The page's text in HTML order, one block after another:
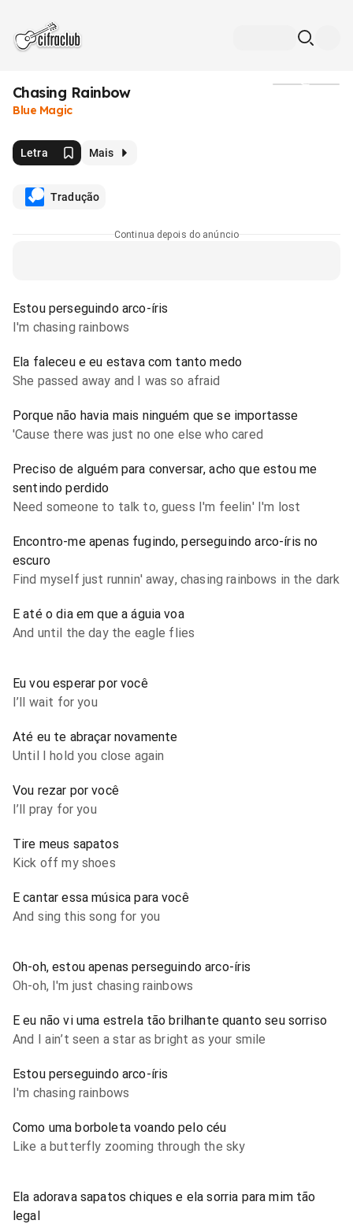
Chasing Rainbow
Blue Magic
Letra Mais
Tradução
Continua depois do anúncio
Estou perseguindo arco-íris
I'm chasing rainbows
Ela faleceu e eu estava com tanto medo
She passed away and I was so afraid
Porque não havia mais ninguém que se importasse
'Cause there was just no one else who cared
Preciso de alguém para conversar, acho que estou me
sentindo perdido
Need someone to talk to, guess I'm feelin' I'm lost
Encontro-me apenas fugindo, perseguindo arco-íris no
escuro
Find myself just runnin' away, chasing rainbows in the dark
E até o dia em que a águia voa
And until the day the eagle flies
Eu vou esperar por você
I’ll wait for you
Até eu te abraçar novamente
Until I hold you close again
Vou rezar por você
I’ll pray for you
Tire meus sapatos
Kick off my shoes
E cantar essa música para você
And sing this song for you
Oh-oh, estou apenas perseguindo arco-íris
Oh-oh, I'm just chasing rainbows
E eu não vi uma estrela tão brilhante quanto seu sorriso
And I ain’t seen a star as bright as your smile
Estou perseguindo arco-íris
I'm chasing rainbows
Como uma borboleta voando pelo céu
Like a butterfly zooming through the sky
Ela adorava sapatos chiques e ela sorria para mim tão
legal